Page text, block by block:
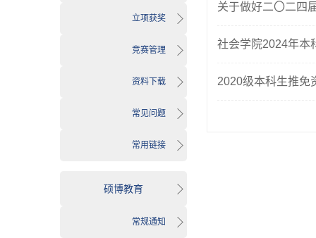
立项获奖
竞赛管理
资料下载
常见问题
常用链接
硕博教育
常规通知
关于做好二〇二四
社会学院2024年本
2020级本科生推免